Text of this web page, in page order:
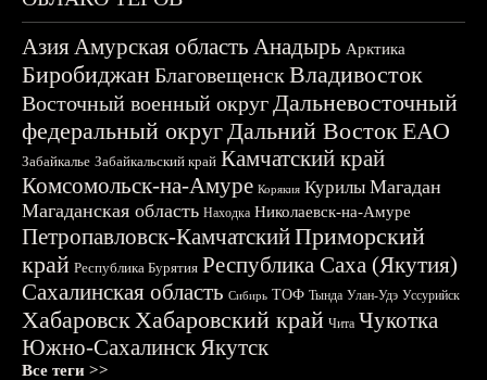
АзияАмурская область Анадырь Арктика
БиробиджанБлаговещенскВладивосток
Восточный военный округДальневосточный
федеральный округДальний ВостокЕАО
Забайкалье Забайкальский край Камчатский край
Комсомольск-на-Амуре Корякия Курилы Магадан
Магаданская область Находка Николаевск-на-Амуре
Петропавловск-КамчатскийПриморский
край Республика Бурятия Республика Саха (Якутия)
Сахалинская область Сибирь ТОФ Тында Улан-Удэ Уссурийск
ХабаровскХабаровский край Чита Чукотка
Южно-СахалинскЯкутск
Все теги >>